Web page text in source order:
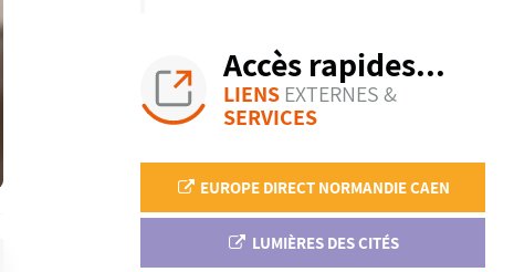
Accès rapides...
LIENS EXTERNES &
SERVICES
EUROPE DIRECT NORMANDIE CAEN
LUMIÈRES DES CITÉS